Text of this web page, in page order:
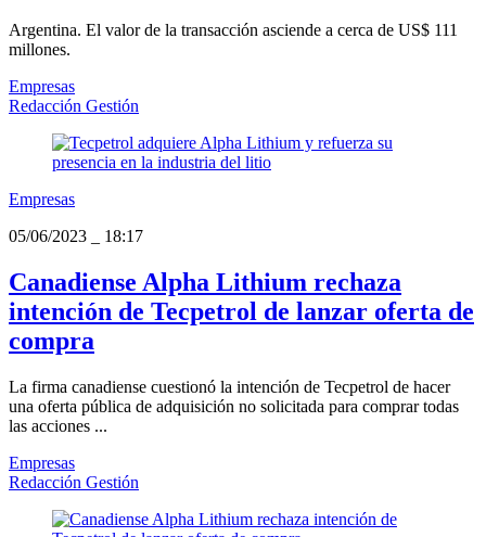
Argentina. El valor de la transacción asciende a cerca de US$ 111
millones.
Empresas
Redacción Gestión
Empresas
05/06/2023
18:17
Canadiense Alpha Lithium rechaza
intención de Tecpetrol de lanzar oferta de
compra
La firma canadiense cuestionó la intención de Tecpetrol de hacer
una oferta pública de adquisición no solicitada para comprar todas
las acciones ...
Empresas
Redacción Gestión